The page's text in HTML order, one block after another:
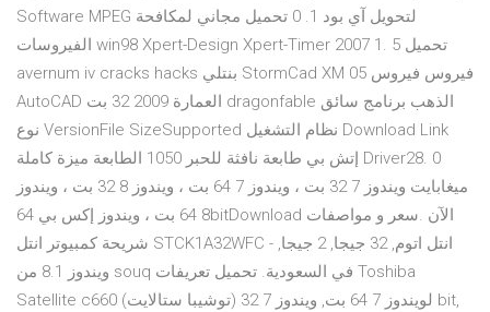
Software MPEG لتحويل آي بود 1. 0 تحميل مجاني لمكافحة
الفيروسات win98 Xpert-Design Xpert-Timer 2007 1. 5 تحميل
avernum iv cracks hacks بنتلي StormCad XM 05 فيروس فيروس
AutoCAD العمارة 2009 32 بت dragonfable الذهب برنامج سائق
نوع VersionFile SizeSupported نظام التشغيل Download Link
إتش بي طابعة نافثة للحبر 1050 الطابعة ميزة كاملة Driver28. 0
ميغابايت ويندوز 7 32 بت ، ويندوز 7 64 بت ، ويندوز 8 32 بت ، ويندوز
8 64 بت ، ويندوز إكس بي 64bitDownload الآن .سعر و مواصفات
شريحة كمبيوتر انتل STCK1A32WFC - انتل اتوم, 32 جيجا, 2 جيجا,
ويندوز 8.1 من souq في السعودية. تحميل تعريفات Toshiba
Satellite c660 (توشيبا ستالايت) لويندوز 7 64 بت, ويندوز 7 32 bit,